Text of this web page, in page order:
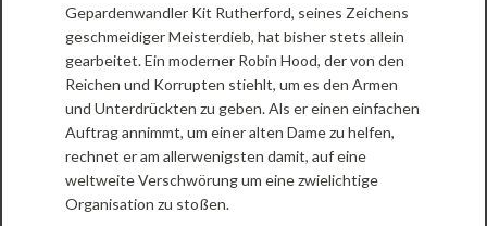
Gepardenwandler Kit Rutherford, seines Zeichens
geschmeidiger Meisterdieb, hat bisher stets allein
gearbeitet. Ein moderner Robin Hood, der von den
Reichen und Korrupten stiehlt, um es den Armen
und Unterdrückten zu geben. Als er einen einfachen
Auftrag annimmt, um einer alten Dame zu helfen,
rechnet er am allerwenigsten damit, auf eine
weltweite Verschwörung um eine zwielichtige
Organisation zu stoßen.